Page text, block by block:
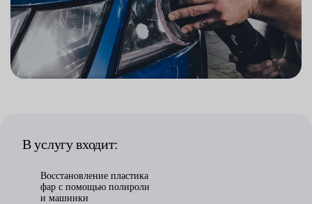
В услугу входит:
Восстановление пластика
фар с помощью полироли
и машинки